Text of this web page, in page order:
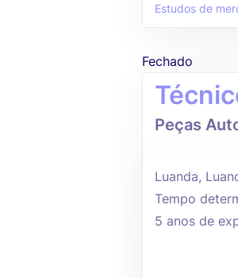
Estudos de
Fechado
Peças
Luanda,
Tempo
5 anos de